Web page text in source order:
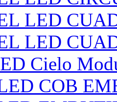
LED
LED
Cielo
COB